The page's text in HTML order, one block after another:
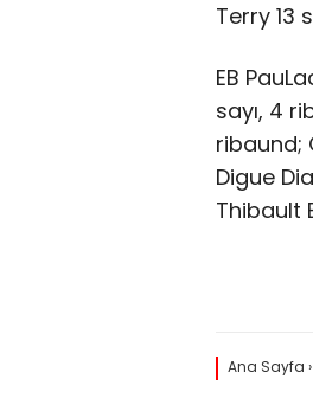
Terry 13
EB
sayı, 4
ribaund;
Digue
Thibault
Ana Sayfa ›